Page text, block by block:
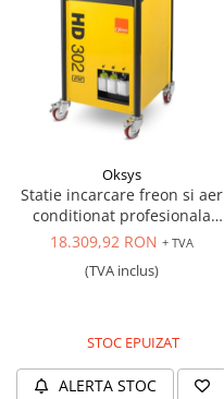
Oksys
Statie incarcare freon si aer
conditionat profesionala
pentru autobuze, camioane,
tehnologie avansată de
de date extinsa, fre
18.309,92 RON + TVA
(TVA inclus)
STOC EPUIZAT
ALERTA STOC